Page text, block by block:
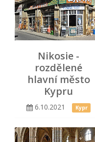
Nikosie -
rozdělené
hlavní město
Kypru
6.10.2021 Kypr